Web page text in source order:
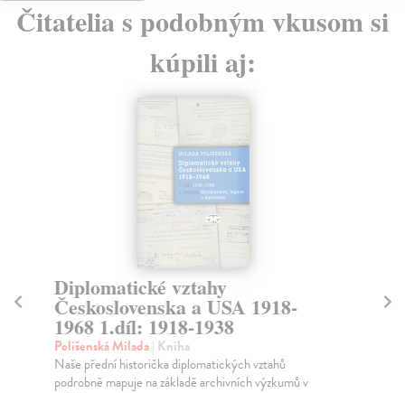
Čitatelia s podobným vkusom si
kúpili aj:
v
Proměny marxisticko-
křesťanského dialogu v
Československu
Landa Ivan
Předkládaná publikace se zaměřuje na jednu z
nejvýraznějších etap dialogu mezi marxisty a